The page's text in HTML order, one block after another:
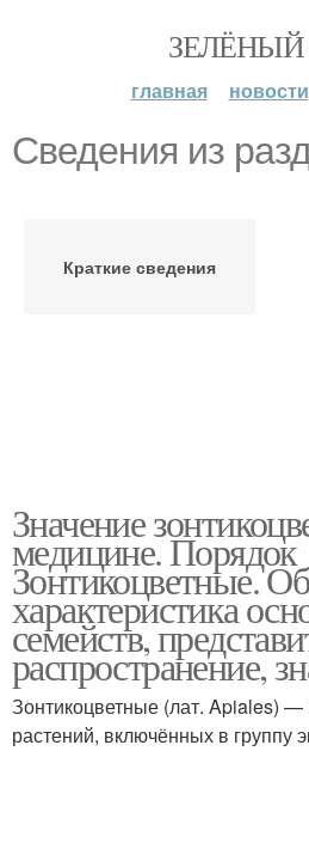
ЗЕЛЁНЫЙ
главная новости
Сведения из
Краткие сведения
Значение
медицине. Порядок
Зонтикоцветные.
характеристика
семейств,
распространение,
Зонтикоцветные (лат. Apiales)
растений, включённых в группу